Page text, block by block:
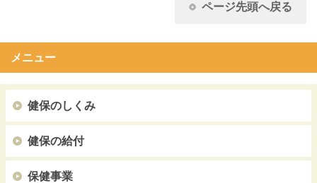
ページ先頭へ戻る
メニュー
健保のしくみ
健保の給付
保健事業